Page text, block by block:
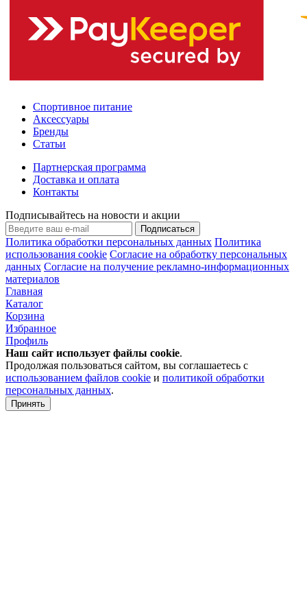
Спортивное питание
Аксессуары
Бренды
Статьи
Партнерская программа
Доставка и оплата
Контакты
Подписывайтесь на новости и акции
Подписаться
Политика обработки персональных данных Политика
использования cookie Согласие на обработку персональных
данных Согласие на получение рекламно-информационных
материалов
Главная
Каталог
Корзина
Избранное
Профиль
Наш сайт использует файлы cookie.
Продолжая пользоваться сайтом, вы соглашаетесь с
использованием файлов cookie и политикой обработки
персональных данных.
Принять